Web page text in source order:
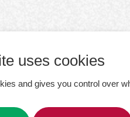
uses cookies
and gives you control over